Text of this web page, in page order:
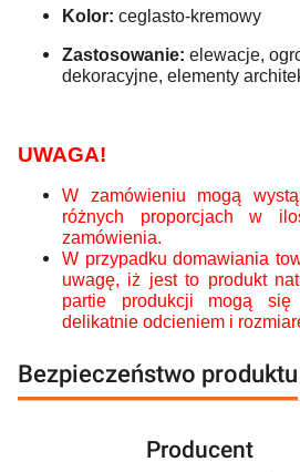
Kolor: ceglasto-kremowy
Zastosowanie: elewacje,
dekoracyjne, elementy
UWAGA!
W zamówieniu mogą
różnych proporcjach w
zamówienia.
W przypadku domawiania
uwagę, iż jest to produkt
partie produkcji mogą
delikatnie odcieniem i
Bezpieczeństwo produktu
Producent